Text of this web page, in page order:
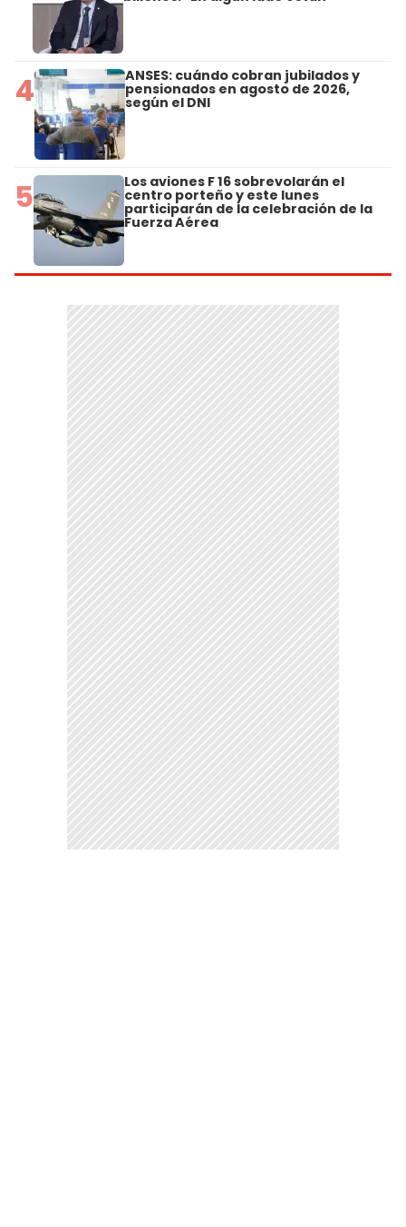
4 ANSES: cuándo cobran jubilados y
pensionados en agosto de 2026,
según el DNI
5 Los aviones F 16 sobrevolarán el
centro porteño y este lunes
participarán de la celebración de la
Fuerza Aérea